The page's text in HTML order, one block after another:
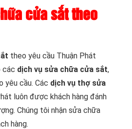
cửa sắt theo
theo yêu cầu Thuận Phát
các dịch vụ sửa chữa cửa sắt,
yêu cầu. Các dịch vụ thợ sửa
luôn được khách hàng đánh
Chúng tôi nhận sửa chữa
hàng.